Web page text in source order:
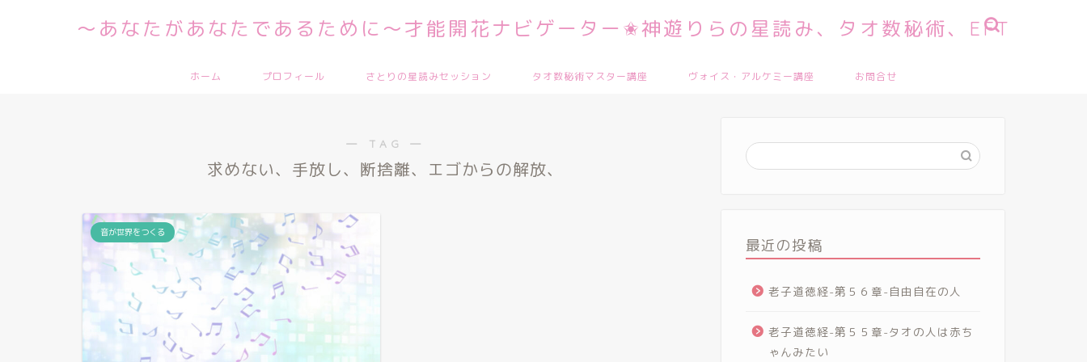
～あなたがあなたであるために～才能開花ナビゲーター✬神遊りらの星読み、タオ数秘術、EFT
ホーム プロフィール さとりの星読みセッション タオ数秘術マスター講座 ヴォイス・アルケミー講座 お問合せ
― TAG ―
求めない、手放し、断捨離、エゴからの解放、
音が世界をつくる
最近の投稿
老子道徳経-第５６章-自由自在の人
老子道徳経-第５５章-タオの人は赤ち
ゃんみたい